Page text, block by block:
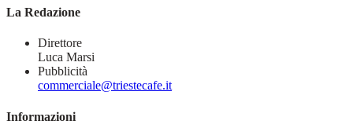
La Redazione
Direttore
Luca Marsi
Pubblicità
commerciale@triestecafe.it
Informazioni